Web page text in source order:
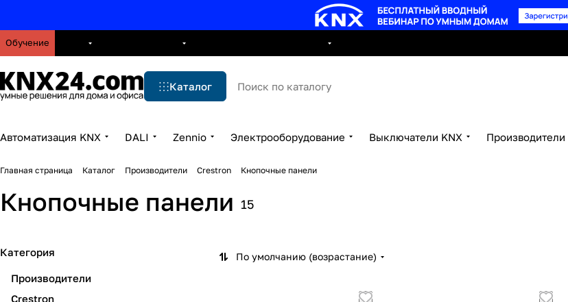
Обучение
Каталог
Автоматизация KNX DALI Zennio Электрооборудование Выключатели KNX Производители
Главная страница Каталог Производители Crestron Кнопочные панели
Кнопочные панели 15
По умолчанию (возрастание)
Категория
Производители
Crestron